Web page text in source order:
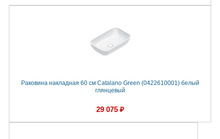
Раковина накладная 60 см Catalano Green (0422610001) белый
глянцевый
29 075 ₽